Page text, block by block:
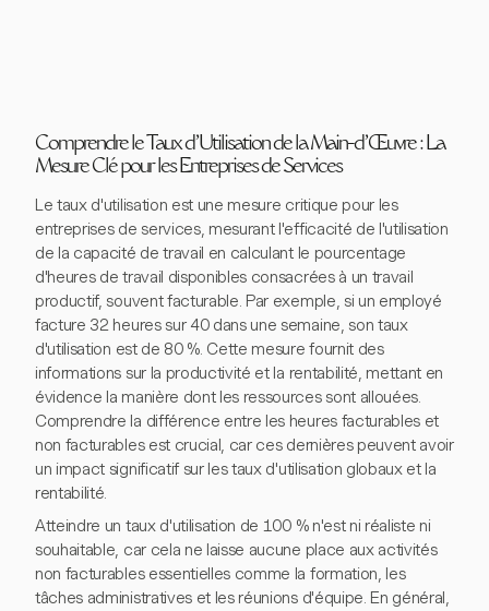
Comprendre le Taux d'Utilisation de la Main-d'Œuvre : La
Mesure Clé pour les Entreprises de Services
Le taux d'utilisation est une mesure critique pour les
entreprises de services, mesurant l'efficacité de l'utilisation
de la capacité de travail en calculant le pourcentage
d'heures de travail disponibles consacrées à un travail
productif, souvent facturable. Par exemple, si un employé
facture 32 heures sur 40 dans une semaine, son taux
d'utilisation est de 80 %. Cette mesure fournit des
informations sur la productivité et la rentabilité, mettant en
évidence la manière dont les ressources sont allouées.
Comprendre la différence entre les heures facturables et
non facturables est crucial, car ces dernières peuvent avoir
un impact significatif sur les taux d'utilisation globaux et la
rentabilité.
Atteindre un taux d'utilisation de 100 % n'est ni réaliste ni
souhaitable, car cela ne laisse aucune place aux activités
non facturables essentielles comme la formation, les
tâches administratives et les réunions d'équipe. En général,